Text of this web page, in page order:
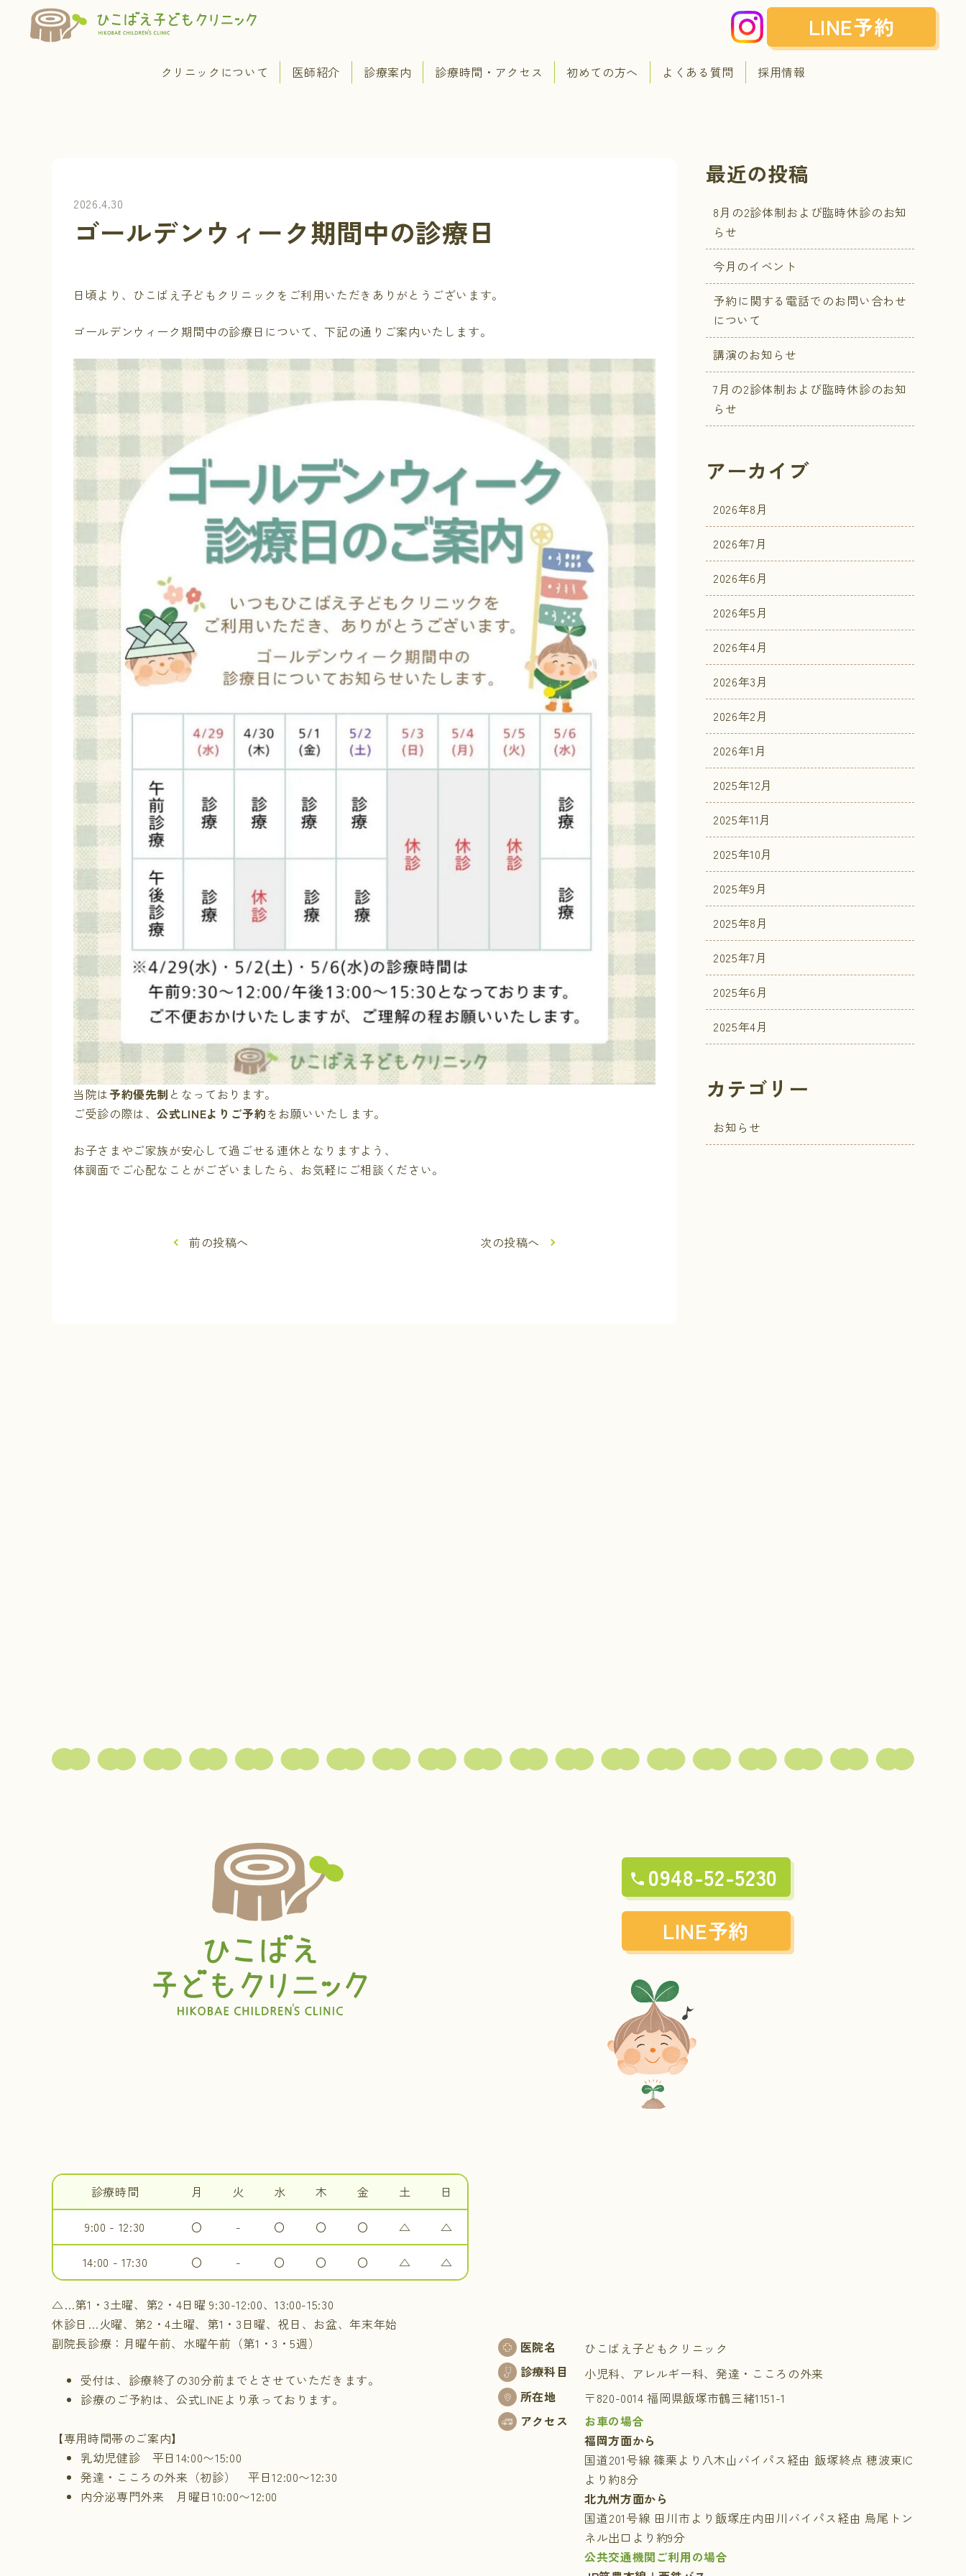
クリニックについて 医師紹介 診療案内 診療時間・アクセス 初めての方へ よくある質問 採用情報
LINE予約
2026.4.30
ゴールデンウィーク期間中の診療日
日頃より、ひこばえ子どもクリニックをご利用いただきありがとうございます。
ゴールデンウィーク期間中の診療日について、下記の通りご案内いたします。
当院は予約優先制 となっております。
ご受診の際は、公式LINEよりご予約をお願いいたします。
お子さまやご家族が安心して過ごせる連休となりますよう、
体調面でご心配なことがございましたら、お気軽にご相談ください。
前の投稿へ 次の投稿へ
最近の投稿
8月の2診体制および臨時休診のお知
らせ
今月のイベント
予約に関する電話でのお問い合わせ
について
講演のお知らせ
7月の2診体制および臨時休診のお知
らせ
アーカイブ
2026年8月
2026年7月
2026年6月
2026年5月
2026年4月
2026年3月
2026年2月
2026年1月
2025年12月
2025年11月
2025年10月
2025年9月
2025年8月
2025年7月
2025年6月
2025年4月
カテゴリー
お知らせ
0948-52-5230
LINE予約
診療時間 月 火 水 木 金 土 日
9:00 - 12:30 〇 - 〇 〇 〇 △ △
14:00 - 17:30 〇 - 〇 〇 〇 △ △
△…第1・3土曜、第2・4日曜 9:30-12:00、13:00-15:30
休診日…火曜、第2・4土曜、第1・3日曜、祝日、お盆、年末年始
副院長診療：月曜午前、水曜午前（第1・3・5週）
受付は、診療終了の30分前までとさせていただきます。
診療のご予約は、公式LINEより承っております。
【専用時間帯のご案内】
乳幼児健診 平日14:00〜15:00
発達・こころの外来（初診） 平日12:00〜12:30
内分泌専門外来 月曜日10:00〜12:00
医院名
ひこばえ子どもクリニック
診療科目
小児科、アレルギー科、発達・こころの外来
所在地
〒820-0014 福岡県飯塚市鶴三緒1151-1
アクセス
お車の場合
福岡方面から
国道201号線 篠栗より八木山バイパス経由 飯塚終点 穂波東IC
より約8分
北九州方面から
国道201号線 田川市より飯塚庄内田川バイパス経由 烏尾トン
ネル出口より約9分
公共交通機関ご利用の場合